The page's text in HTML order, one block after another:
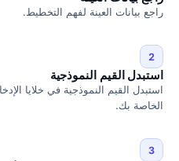
راجع بيانات العينة لفهم التخطيط.
2
استبدل القيم النموذجية
الخاصة بك.
3